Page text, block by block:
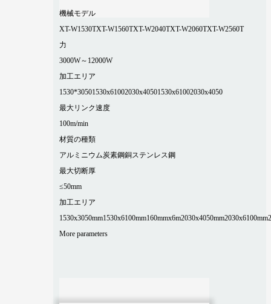
機械モデル
XT-W1530TXT-W1560TXT-W2040TXT-W2060TXT-W2560T
力
3000W～12000W
加工エリア
1530*30501530x61002030x40501530x61002030x4050
最大リンク速度
100m/min
材質の種類
アルミニウム炭素鋼銅ステンレス鋼
最大切断厚
≤50mm
加工エリア
1530x3050mm1530x6100mm160mmx6m2030x4050mm2030x6100mm
More parameters